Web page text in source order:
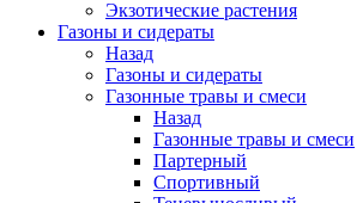
Экзотические растения
Газоны и сидераты
Назад
Газоны и сидераты
Газонные травы и смеси
Назад
Газонные травы и смеси
Партерный
Спортивный